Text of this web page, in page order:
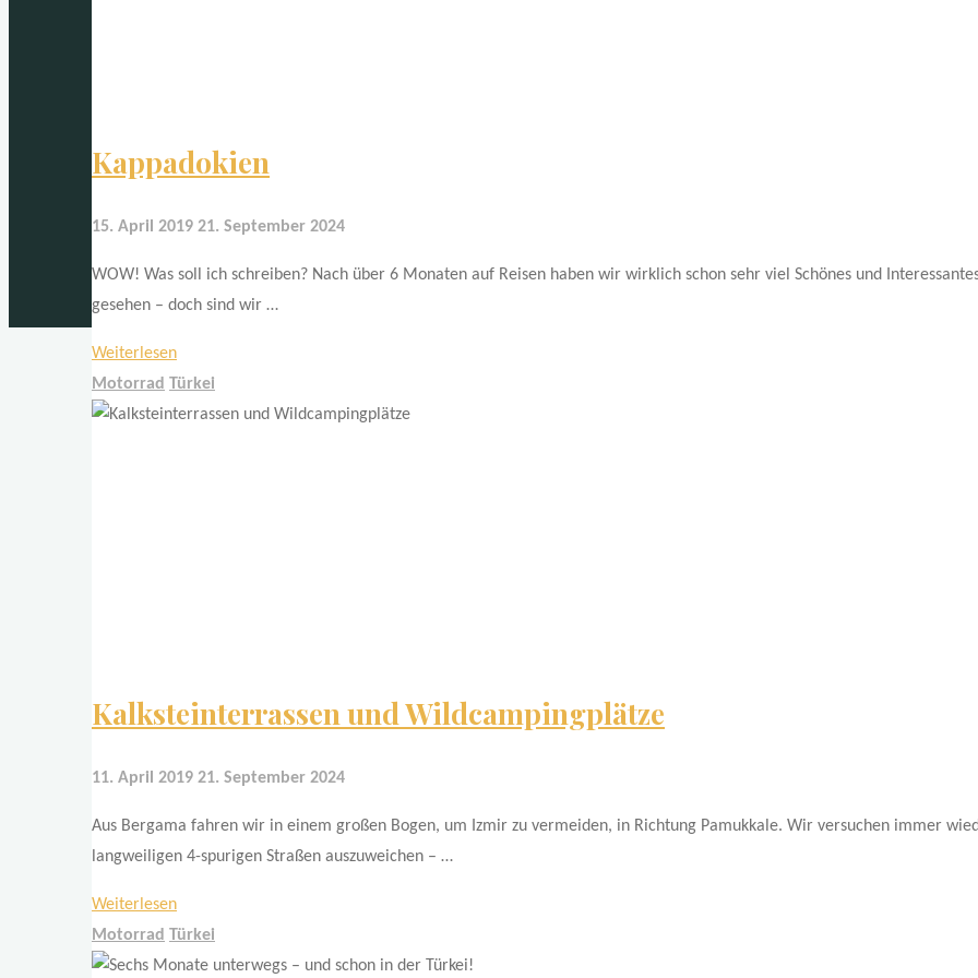
Kappadokien
15. April 2019 21. September 2024
WOW! Was soll ich schreiben? Nach über 6 Monaten auf Reisen haben wir wirklich schon sehr viel Schönes und
gesehen – doch sind wir …
Weiterlesen"Kappadokien"
Motorrad Türkei
Kalksteinterrassen und Wildcampingplätze
11. April 2019 21. September 2024
Aus Bergama fahren wir in einem großen Bogen, um Izmir zu vermeiden, in Richtung Pamukkale. Wir versuchen immer
langweiligen 4-spurigen Straßen auszuweichen – …
Weiterlesen"Kalksteinterrassen
und
Wildcampingplätze"
Motorrad Türkei